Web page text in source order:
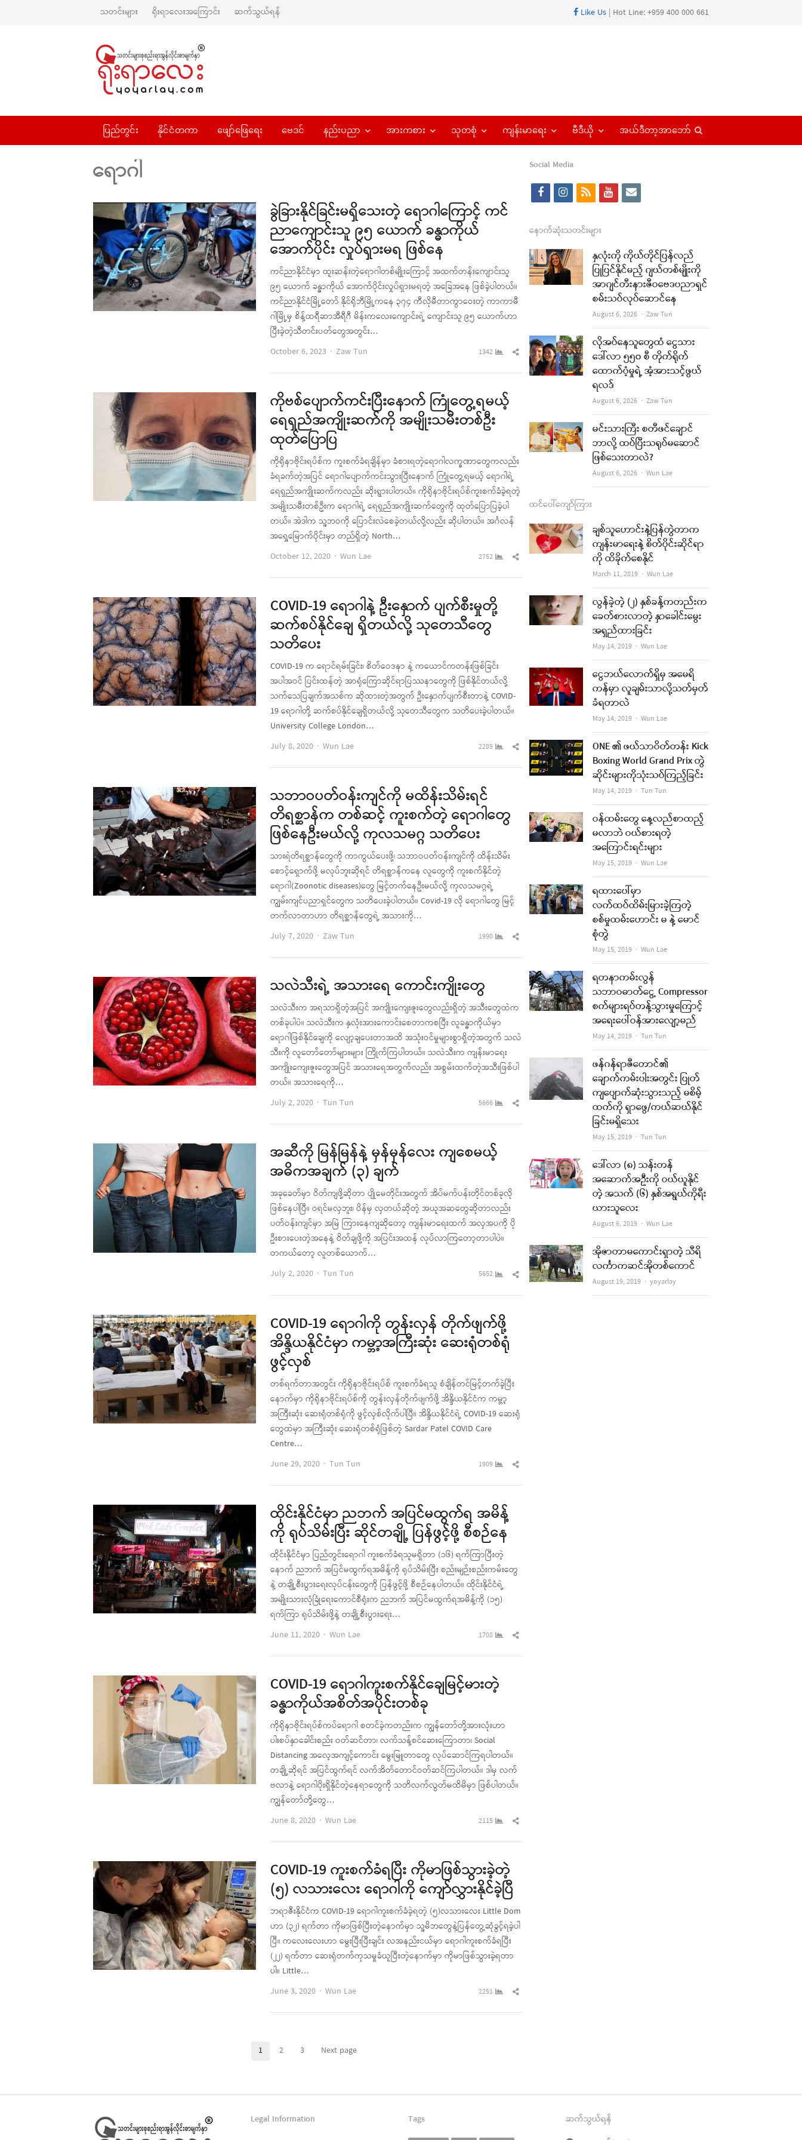
သတင်းများ ရိုးရာလေးအကြောင်း ဆက်သွယ်ရန် Like Us | Hot Line: +959 400 000 661
ပြည်တွင်း နိုင်ငံတကာ ဖျော်ဖြေရေး ဗေဒင် နည်းပညာ အားကစား သုတစုံ ကျန်းမာရေး ဗီဒီယို အယ်ဒီတာ့အာဘော်
ရောဂါ
ခွဲခြားနိုင်ခြင်းမရှိသေးတဲ့ ရောဂါကြောင့် ကင်
ညာကျောင်းသူ ၉၅ ယောက် ခန္ဓာကိုယ်
အောက်ပိုင်း လှုပ်ရှားမရ ဖြစ်နေ
ကင်ညာနိုင်ငံမှာ ထူးဆန်းတဲ့ရောဂါတစ်မျိုးကြောင့် အထက်တန်းကျောင်းသူ
၉၅ ယောက် ခန္ဓာကိုယ် အောက်ပိုင်းလှုပ်ရှားမရတဲ့ အခြေအနေ ဖြစ်ခဲ့ပါတယ်။
ကင်ညာနိုင်ငံမြို့တော် နိုင်ရိုဘီမြို့ကနေ ၃၇၄ ကီလိုမီတာကွာဝေးတဲ့ ကာကာမီ
ဂါမြို့မှ စိန့်ထရီဆာအီရီဂီ မိန်းကလေးကျောင်းရဲ့ ကျောင်းသူ ၉၅ ယောက်ဟာ
ပြီးခဲ့တဲ့သီတင်းပတ်တွေအတွင်း…
October 6, 2023
Author
Zaw Tun 1342
Share
this
post
ကိုဗစ်ပျောက်ကင်းပြီးနောက် ကြုံတွေ့ရမယ့်
ရေရှည်အကျိုးဆက်ကို အမျိုးသမီးတစ်ဦး
ထုတ်ပြောပြ
ကိုရိုနာဗိုင်းရပ်စ်က ကူးစက်ခံရချိန်မှာ ခံစားရတဲ့ရောဂါလက္ခဏာတွေကလည်း
ခံရခက်တဲ့အပြင် ရောဂါပျောက်ကင်းသွားပြီးနောက် ကြုံတွေ့ရမယ့် ရောဂါရဲ့
ရေရှည်အကျိုးဆက်ကလည်း ဆိုးရွားပါတယ်။ ကိုရိုနာဗိုင်းရပ်စ်ကူးစက်ခံခဲ့ရတဲ့
အမျိုးသမီးတစ်ဦးက ရောဂါရဲ့ ရေရှည်အကျိုးဆက်တွေကို ထုတ်ပြောပြခဲ့ပါ
တယ်။ အဲဒါက သူ့ဘဝကို ပြောင်းလဲစေခဲ့တယ်လို့လည်း ဆိုပါတယ်။ အင်္ဂလန်
အရှေ့မြောက်ပိုင်းမှာ တည်ရှိတဲ့ North…
October 12, 2020
Author
Wun Lae 2752
Share
post
COVID-19 ရောဂါနဲ့ ဦးနှောက် ပျက်စီးမှုတို့
ဆက်စပ်နိုင်ချေ ရှိတယ်လို့ သုတေသီတွေ
သတိပေး
COVID-19 က ရောင်ရမ်းခြင်း၊ စိတ်ဝေဒနာ နဲ့ ကယောင်ကတန်းဖြစ်ခြင်း
အပါအဝင် ပြင်းထန်တဲ့ အာရုံကြောဆိုင်ရာပြဿနာတွေကို ဖြစ်နိုင်တယ်လို့
သက်သေပြချက်အသစ်က ဆိုထားတဲ့အတွက် ဦးနှောက်ပျက်စီးတာနဲ့ COVID-
19 ရောဂါတို့ ဆက်စပ်နိုင်ချေရှိတယ်လို့ သုတေသီတွေက သတိပေးခဲ့ပါတယ်။
University College London…
July 8, 2020
Author
Wun Lae 2289
Share
this
post
သဘာဝပတ်ဝန်းကျင်ကို မထိန်းသိမ်းရင်
တိရစ္ဆာန်က တစ်ဆင့် ကူးစက်တဲ့ ရောဂါတွေ
ဖြစ်နေဦးမယ်လို့ ကုလသမဂ္ဂ သတိပေး
သားရဲတိရစ္ဆာန်တွေကို ကာကွယ်ပေးဖို့၊ သဘာဝပတ်ဝန်းကျင်ကို ထိန်းသိမ်း
စောင့်ရှောက်ဖို့ မလုပ်ဘူးဆိုရင် တိရစ္ဆာန်ကနေ လူတွေကို ကူးစက်နိုင်တဲ့
ရောဂါ(Zoonotic diseases)တွေ မြင့်တက်နေဦးမယ်လို့ ကုလသမဂ္ဂရဲ့
ကျွမ်းကျင်ပညာရှင်တွေက သတိပေးခဲ့ပါတယ်။ Covid-19 လို ရောဂါတွေ မြင့်
တက်လာတာဟာ တိရစ္ဆာန်တွေရဲ့ အသားကို…
July 7, 2020
Author
Zaw Tun 1990
Share
post
သလဲသီးရဲ့ အသားရေ ကောင်းကျိုးတွေ
သလဲသီးက အရသာရှိတဲ့အပြင် အကျိုးကျေးဇူးတွေလည်းရှိတဲ့ အသီးတွေထဲက
တစ်ခုပါပဲ။ သလဲသီးက နှလုံးအားကောင်းစေတာကစပြီး လူခန္ဓာကိုယ်မှာ
ရောဂါဖြစ်နိုင်ချေကို လျော့ချပေးတာအထိ အသုံးဝင်မှုများစွာရှိတဲ့အတွက် သလဲ
သီးကို လူတော်တော်များများ ကြိုက်ကြပါတယ်။ သလဲသီးက ကျန်းမာရေး
အကျိုးကျေးဇူးတွေအပြင် အသားရေအတွက်လည်း အစွမ်းထက်တဲ့အသီးဖြစ်ပါ
တယ်။ အသားရေကို…
July 2, 2020
Author
Tun Tun 5666
Share
post
အဆီကို မြန်မြန်နဲ့ မှန်မှန်လေး ကျစေမယ့်
အဓိကအချက် (၃) ချက်
အခုခေတ်မှာ ဝိတ်ကျဖို့ဆိုတာ ပျိုမေတိုင်းအတွက် အိပ်မက်ပန်းတိုင်တစ်ခုလို
ဖြစ်နေပါပြီ။ ဝရင်မလှဘူး၊ ပိန်မှ လှတယ်ဆိုတဲ့ အယူအဆတွေဆိုတာလည်း
ပတ်ဝန်းကျင်မှာ အမြဲ ကြားနေကျဆိုတော့ ကျန်းမာရေးထက် အလှအပကို ပို
ဦးစားပေးတဲ့အနေနဲ့ ဝိတ်ချဖို့ကို အပြင်းအထန် လုပ်လာကြတော့တာပါပဲ။
တကယ်တော့ လူတစ်ယောက်…
July 2, 2020
Author
Tun Tun 5652
Share
this
post
COVID-19 ရောဂါကို တွန်းလှန် တိုက်ဖျက်ဖို့
အိန္ဒိယနိုင်ငံမှာ ကမ္ဘာ့အကြီးဆုံး ဆေးရုံတစ်ရုံ
ဖွင့်လှစ်
တစ်ရက်တာအတွင်း ကိုရိုနာဗိုင်းရပ်စ် ကူးစက်ခံရသူ စံချိန်တင်မြင့်တက်ခဲ့ပြီး
နောက်မှာ ကိုရိုနာဗိုင်းရပ်စ်ကို တွန်းလှန်တိုက်ဖျက်ဖို့ အိန္ဒိယနိုင်ငံက ကမ္ဘာ့
အကြီးဆုံး ဆေးရုံတစ်ရုံကို ဖွင့်လှစ်လိုက်ပါပြီ။ အိန္ဒိယနိုင်ငံရဲ့ COVID-19 ဆေးရုံ
တွေထဲမှာ အကြီးဆုံး ဆေးရုံတစ်ရုံဖြစ်တဲ့ Sardar Patel COVID Care
Centre…
June 29, 2020
Author
Tun Tun 1909
Share
post
ထိုင်းနိုင်ငံမှာ ညဘက် အပြင်မထွက်ရ အမိန့်
ကို ရုပ်သိမ်းပြီး ဆိုင်တချို့ ပြန်ဖွင့်ဖို့ စီစဉ်နေ
ထိုင်းနိုင်ငံမှာ ပြည်တွင်းရောဂါ ကူးစက်ခံရသူမရှိတာ (၁၆) ရက်ကြာပြီးတဲ့
နောက် ညဘက် အပြင်မထွက်ရအမိန့်ကို ရုပ်သိမ်းပြီး စည်းမျဉ်းစည်းကမ်းတွေ
နဲ့ တချို့စီးပွားရေးလုပ်ငန်းတွေကို ပြန်ဖွင့်ဖို့ စီစဉ်နေပါတယ်။ ထိုင်းနိုင်ငံရဲ့
အမျိုးသားလုံခြုံရေးကောင်စီရုံးက ညဘက် အပြင်မထွက်ရအမိန့်ကို (၁၅)
ရက်ကြာ ရုပ်သိမ်းဖို့နဲ့ တချို့စီးပွားရေး…
June 11, 2020
Author
Wun Lae 1708
Share
post
COVID-19 ရောဂါကူးစက်နိုင်ချေမြင့်မားတဲ့
ခန္ဓာကိုယ်အစိတ်အပိုင်းတစ်ခု
ကိုရိုနာဗိုင်းရပ်စ်ကပ်ရောဂါ စတင်ခဲ့ကတည်းက ကျွန်တော်တို့အားလုံးဟာ
ပါးစပ်နှာခေါင်းစည်း ဝတ်ဆင်တာ၊ လက်သန့်စင်ဆေးကြောတာ၊ Social
Distancing အလေ့အကျင့်ကောင်း မွေးမြူတာတွေ လုပ်ဆောင်ကြရပါတယ်။
တချို့ဆိုရင် အပြင်ထွက်ရင် လက်အိတ်တောင်ဝတ်ဆင်ကြပါတယ်။ ဒါမှ လက်
ဗလာနဲ့ ရောဂါပိုးရှိနိုင်တဲ့နေရာတွေကို သတိလက်လွတ်မထိမိမှာ ဖြစ်ပါတယ်။
ကျွန်တော်တို့တွေ…
June 8, 2020
Author
Wun Lae 2115
Share
post
COVID-19 ကူးစက်ခံရပြီး ကိုမာဖြစ်သွားခဲ့တဲ့
(၅) လသားလေး ရောဂါကို ကျော်လွှားနိုင်ခဲ့ပြီ
ဘရာဇီးနိုင်ငံက COVID-19 ရောဂါကူးစက်ခံခဲ့ရတဲ့ (၅)လသားလေး Little Dom
ဟာ (၃၂) ရက်တာ ကိုမာဖြစ်ပြီးတဲ့နောက်မှာ သူ့မိဘတွေနဲ့ပြန်တွေ့ဆုံခွင့်ရခဲ့ပါ
ပြီ။ ကလေးလေးဟာ မွေးပြီးပြီးချင်း လအနည်းငယ်မှာ ရောဂါကူးစက်ခံရပြီး
(၂၂) ရက်တာ ဆေးရုံတက်ကုသမှုခံယူပြီးတဲ့နောက်မှာ ကိုမာဖြစ်သွားခဲ့ရတာ
ပါ။ Little…
June 3, 2020
Author
Wun Lae 2251
Share
post
Page
1 Page
2 Page
3 Next page
Social Media
f
c
e
b
o
i
s
t
a
g
m
r
s
y
t
u
b
e
e
i
l
နောက်ဆုံးသတင်းများ
နှလုံးကို ကိုယ်တိုင်ပြန်လည်
ပြုပြင်နိုင်မည့် ဂျယ်တစ်မျိုးကို
အာဂျင်တီးနားဇီဝဗေဒပညာရှင်
စမ်းသပ်လုပ်ဆောင်နေ
August 6, 2026 Author
Zaw Tun
လိုအပ်နေသူတွေထံ ငွေသား
ဒေါ်လာ ၅၅၀ စီ တိုက်ရိုက်
ထောက်ပံ့မှုရဲ့ အံ့အားသင့်ဖွယ်
ရလဒ်
August 6, 2026 Author
Zaw Tun
မင်းသားကြီး စတီဖင်ချောင်
ဘာလို့ ထပ်ပြီးသရုပ်မဆောင်
ဖြစ်သေးတာလဲ?
August 6, 2026 Author
Wun Lae
ထင်ပေါ်ကျော်ကြား
ချစ်သူဟောင်းနဲ့ပြန်တွဲတာက
ကျန်းမာရေးနဲ့ စိတ်ပိုင်းဆိုင်ရာ
ကို ထိခိုက်စေနိုင်
March 11, 2019 Author
Wun Lae
လွန်ခဲ့တဲ့ (၂) နှစ်ခန့်ကတည်းက
ခေတ်စားလာတဲ့ နှာခေါင်းမွေး
အရှည်ထားခြင်း
May 14, 2019 Author
Wun Lae
ငွေဘယ်လောက်ရှိမှ အမေရိ
ကန်မှာ လူချမ်းသာလို့သတ်မှတ်
ခံရတာလဲ
May 14, 2019 Author
Wun Lae
ONE ၏ ဖယ်သာဝိတ်တန်း Kick
Boxing World Grand Prix တွဲ
ဆိုင်းများကိုသုံးသပ်ကြည့်ခြင်း
May 14, 2019 Author
Tun Tun
ဝန်ထမ်းတွေ နေ့လည်စာထည့်
မလာဘဲ ဝယ်စားရတဲ့
အကြောင်းရင်းများ
May 15, 2019 Author
Wun Lae
ရထားပေါ်မှာ
လက်ထပ်ထိမ်းမြားခဲ့ကြတဲ့
စစ်မှုထမ်းဟောင်း မ နဲ့ မောင်
စုံတွဲ
May 15, 2019 Author
Wun Lae
ရတနာကမ်းလွန်
သဘာဝဓာတ်ငွေ့ Compressor
စက်များရပ်တန့်သွားမှုကြောင့်
အရေးပေါ်ဝန်အားလျော့မည်
May 14, 2019 Author
Tun Tun
ဖန်ဂန်ရာဇီတောင်၏
ချောက်ကမ်းပါးအတွင်း ပြုတ်
ကျပျောက်ဆုံးသွားသည့် မစိမ့်
ထက်ကို ရှာဖွေ/ကယ်ဆယ်နိုင်
ခြင်းမရှိသေး
May 15, 2019 Author
Tun Tun
ဒေါ်လာ (၈) သန်းတန်
အဆောက်အဦးကို ဝယ်ယူနိုင်
တဲ့ အသက် (၆) နှစ်အရွယ်ကိုရီး
ယားသူလေး
August 6, 2019 Author
Wun Lae
အိုဇာတာမကောင်းရှာတဲ့ သီရိ
လင်္ကာကဆင်အိုတစ်ကောင်
August 19, 2019 Author
yoyarlay
Legal Information
Tags
ဆက်သွယ်ရန်